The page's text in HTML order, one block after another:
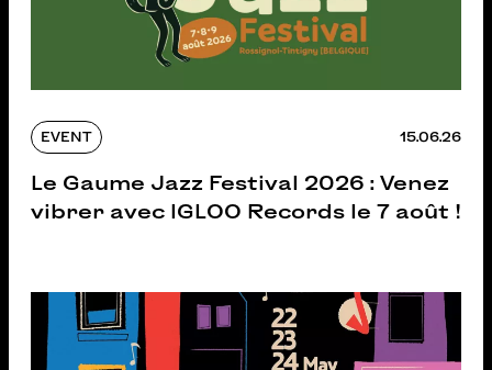
EVENT 15.06.26
Le Gaume Jazz Festival 2026 : Venez
vibrer avec IGLOO Records le 7 août !